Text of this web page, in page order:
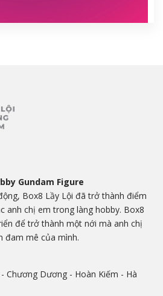
Gundam Figure
Box8 Lầy Lội đã trở thành điểm
anh chị em trong làng hobby. Box8
để trở thành một nới mà anh chị
đam mê của mình.
Chương Dương - Hoàn Kiếm - Hà